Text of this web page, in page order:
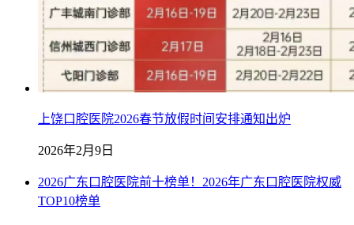
上饶口腔医院2026春节放假时间安排通知出炉
2026年2月9日
2026广东口腔医院前十榜单！2026年广东口腔医院权威
TOP10榜单